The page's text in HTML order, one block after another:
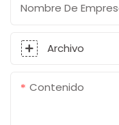
Nombre De
Archivo
Contenido